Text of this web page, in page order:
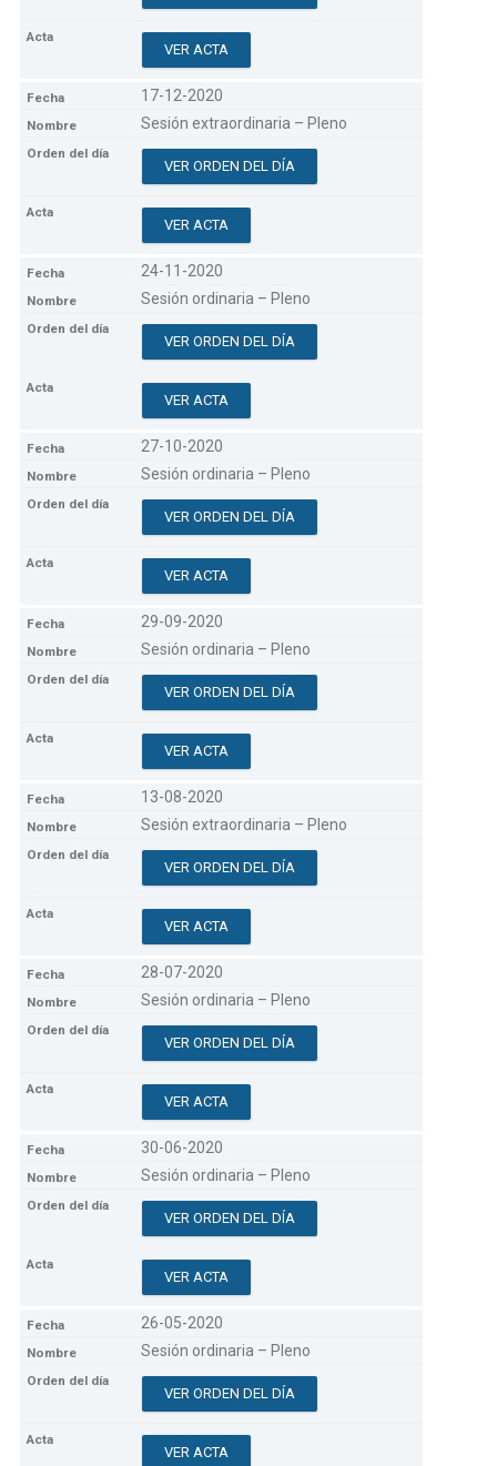
VER ACTA
17-12-2020
Sesión extraordinaria – Pleno
VER ORDEN DEL DÍA
VER ACTA
24-11-2020
Sesión ordinaria – Pleno
VER ORDEN DEL DÍA
VER ACTA
27-10-2020
Sesión ordinaria – Pleno
VER ORDEN DEL DÍA
VER ACTA
29-09-2020
Sesión ordinaria – Pleno
VER ORDEN DEL DÍA
VER ACTA
13-08-2020
Sesión extraordinaria – Pleno
VER ORDEN DEL DÍA
VER ACTA
28-07-2020
Sesión ordinaria – Pleno
VER ORDEN DEL DÍA
VER ACTA
30-06-2020
Sesión ordinaria – Pleno
VER ORDEN DEL DÍA
VER ACTA
26-05-2020
Sesión ordinaria – Pleno
VER ORDEN DEL DÍA
VER ACTA